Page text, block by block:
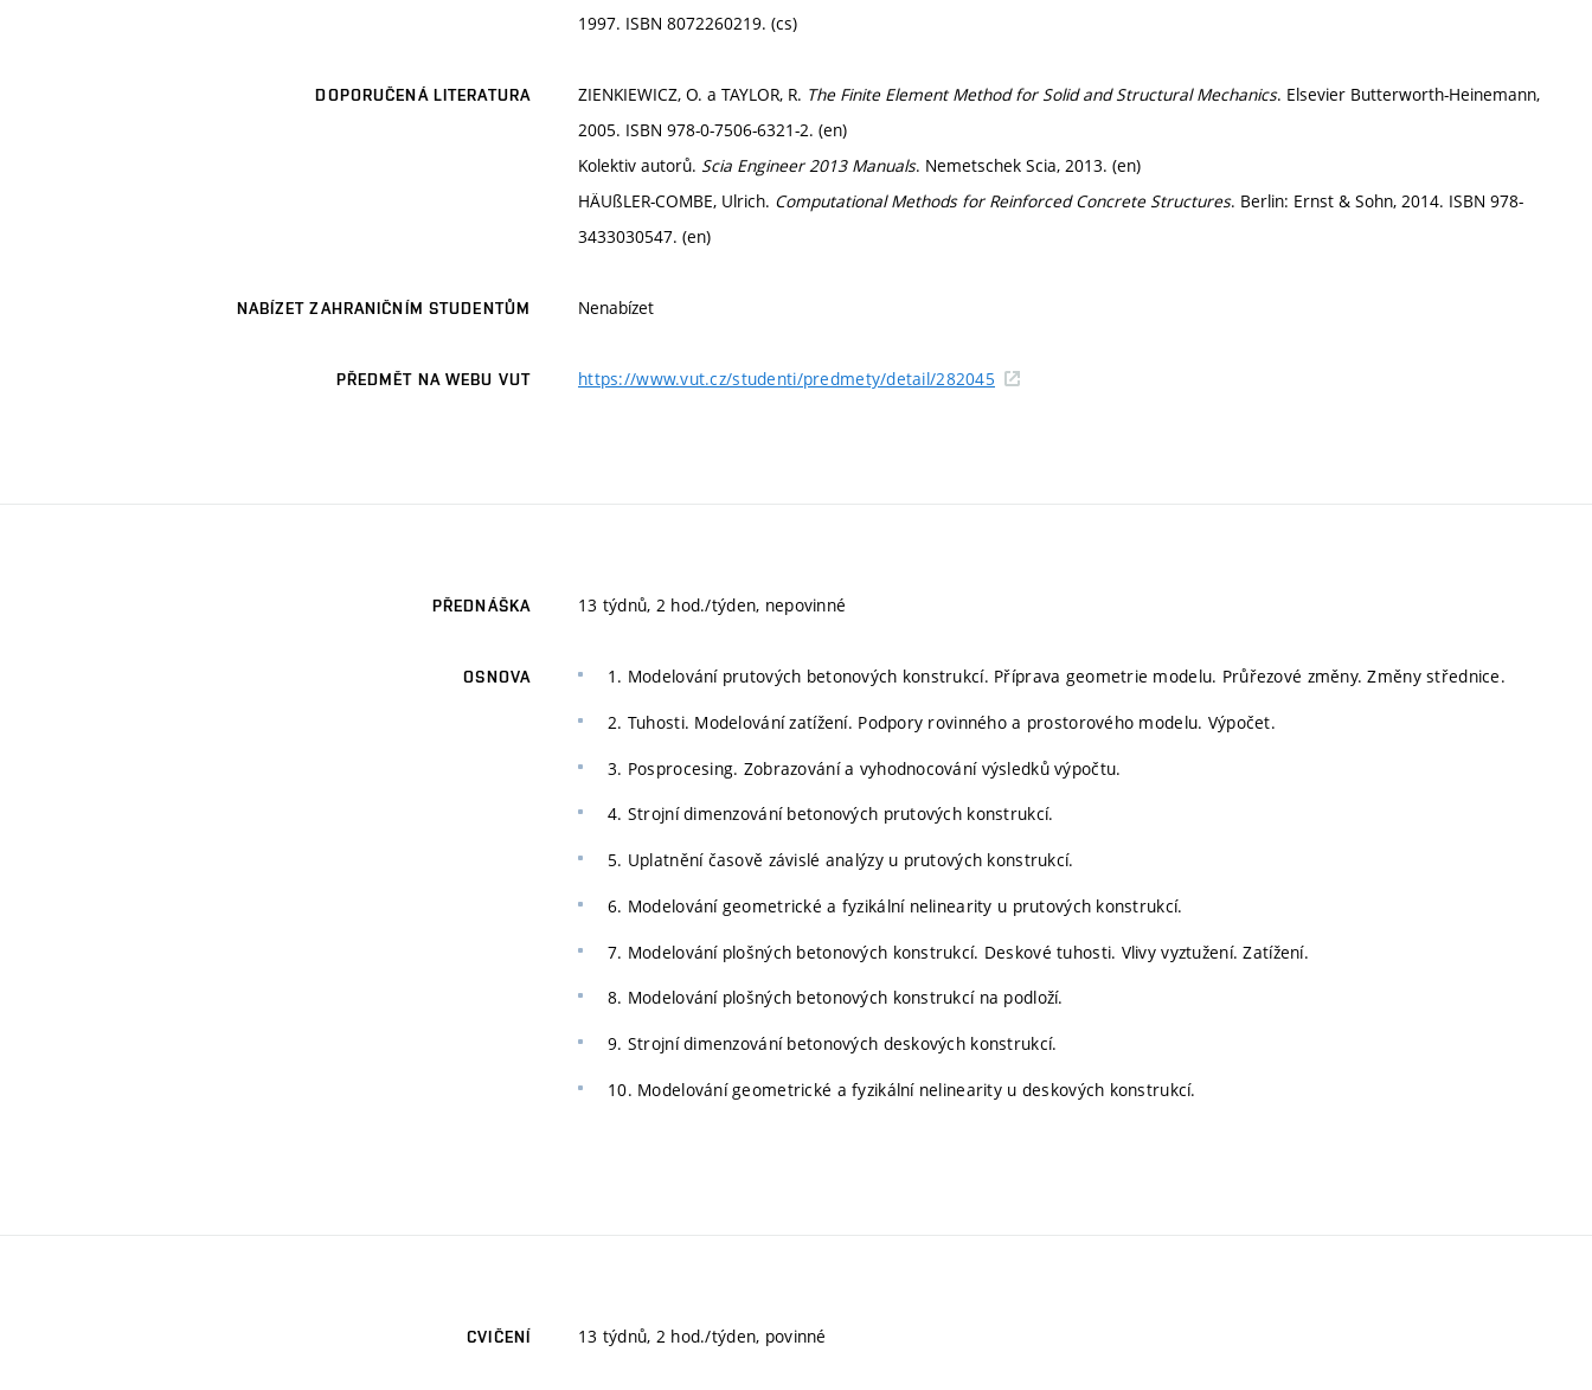
1997. ISBN 8072260219. (cs)
DOPORUČENÁ LITERATURA ZIENKIEWICZ, O. a TAYLOR, R. The Finite Element Method for Solid and Structural Mechanics. Elsevier Butterworth-Heinemann,
2005. ISBN 978-0-7506-6321-2. (en)
Kolektiv autorů. Scia Engineer 2013 Manuals. Nemetschek Scia, 2013. (en)
HÄUßLER-COMBE, Ulrich. Computational Methods for Reinforced Concrete Structures. Berlin: Ernst & Sohn, 2014. ISBN 978-
3433030547. (en)
NABÍZET ZAHRANIČNÍM STUDENTŮM Nenabízet
PŘEDMĚT NA WEBU VUT https://www.vut.cz/studenti/predmety/detail/282045
PŘEDNÁŠKA 13 týdnů, 2 hod./týden, nepovinné
OSNOVA 1. Modelování prutových betonových konstrukcí. Příprava geometrie modelu. Průřezové změny. Změny střednice.
2. Tuhosti. Modelování zatížení. Podpory rovinného a prostorového modelu. Výpočet.
3. Posprocesing. Zobrazování a vyhodnocování výsledků výpočtu.
4. Strojní dimenzování betonových prutových konstrukcí.
5. Uplatnění časově závislé analýzy u prutových konstrukcí.
6. Modelování geometrické a fyzikální nelinearity u prutových konstrukcí.
7. Modelování plošných betonových konstrukcí. Deskové tuhosti. Vlivy vyztužení. Zatížení.
8. Modelování plošných betonových konstrukcí na podloží.
9. Strojní dimenzování betonových deskových konstrukcí.
10. Modelování geometrické a fyzikální nelinearity u deskových konstrukcí.
CVIČENÍ 13 týdnů, 2 hod./týden, povinné